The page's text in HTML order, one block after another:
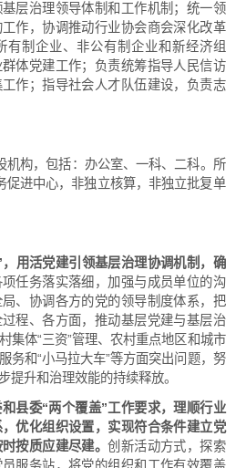
层治理领导体制和工作机制；统一领
作，协调推动行业协会商会深化改革
有制企业、非公有制企业和新经济组
体党建工作；负责统筹指导人民信访
作；指导社会人才队伍建设，负责志
机构，包括：办公室、一科、二科。所
促进中心，非独立核算，非独立批复单
用活党建引领基层治理协调机制，确
任务落实落细，加强与成员单位的沟
、协调各方的党的领导制度体系，把
程、各方面，推动基层党建与基层治
集体“三资”管理、农村重点地区和城市
务和“小马拉大车”等方面突出问题，努
提升和治理效能的持续释放。
县委“两个覆盖”工作要求，理顺行业
优化组织设置，实现符合条件建立党
按质应建尽建。创新活动方式，探索